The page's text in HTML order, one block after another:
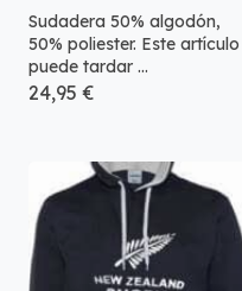
Sudadera 50% algodón,
50% poliester. Este artículo
puede tardar ...
24,95 €